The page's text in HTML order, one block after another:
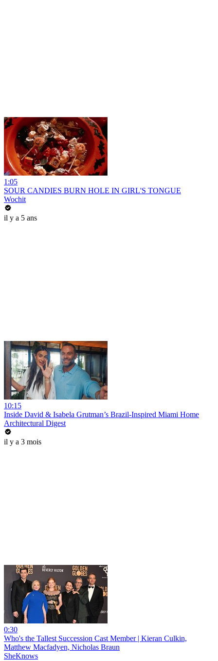
1:05
SOUR CANDIES BURN HOLE IN GIRL'S TONGUE
Wochit
il y a 5 ans
10:15
Inside David & Isabela Grutman’s Brazil-Inspired Miami Home
Architectural Digest
il y a 3 mois
0:30
Who's the Tallest Succession Cast Member | Kieran Culkin,
Matthew Macfadyen, Nicholas Braun
SheKnows